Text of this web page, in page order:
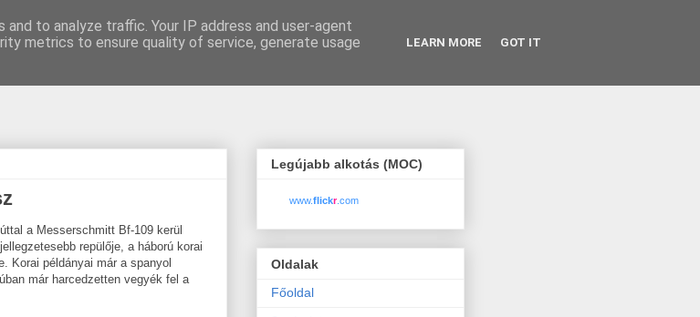
a Messerschmitt Bf-109 kerül
repülője, a háború korai
Korai példányai már a spanyol
már harcedzetten vegyék fel a
Legújabb alkotás (MOC)
www.flickr.com
Oldalak
Főoldal
to analyze traffic. Your IP address and user-agent
metrics to ensure quality of service, generate usage
LEARN MORE GOT IT